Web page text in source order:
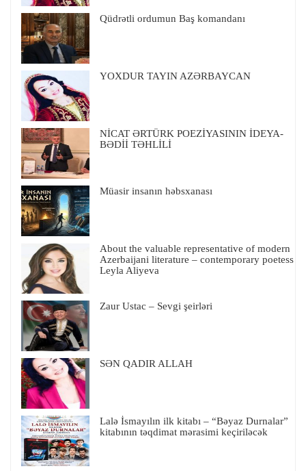
Qüdrətli ordumun Baş komandanı
YOXDUR TAYIN AZƏRBAYCAN
NİCAT ƏRTÜRK POEZİYASININ İDEYA-
BƏDİİ TƏHLİLİ
Müasir insanın həbsxanası
About the valuable representative of modern
Azerbaijani literature – contemporary poetess
Leyla Aliyeva
Zaur Ustac – Sevgi şeirləri
SƏN QADIR ALLAH
Lalə İsmayılın ilk kitabı – “Bəyaz Durnalar”
kitabının təqdimat mərasimi keçiriləcək